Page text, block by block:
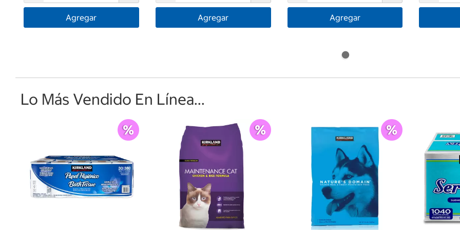
Agregar Agregar Agregar
Lo Más Vendido En Línea...